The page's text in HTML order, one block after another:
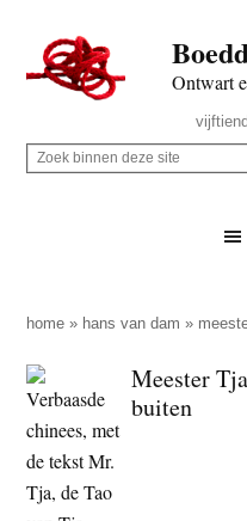
naar
de
inhoud
secondary
naar
de
sidebar
naar
de
Ontwart
Rechts
Z
p
d
e
z
e
s
Z
i
n
e
n
d
e
home » hans van dam »
Meester
buiten